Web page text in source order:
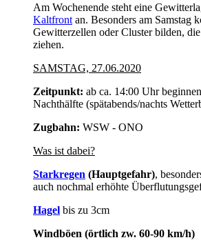
Am Wochenende steht eine
Kaltfront an. Besonders am Samstag
Gewitterzellen oder Cluster bilden,
ziehen.
SAMSTAG, 27.06.2020
Zeitpunkt: ab ca. 14:00 Uhr
Nachthälfte (spätabends/nachts
Zugbahn: WSW - ONO
Was ist dabei?
Starkregen (Hauptgefahr),
auch nochmal erhöhte
Hagel bis zu 3cm
Windböen (örtlich zw. 60-90 km/h)